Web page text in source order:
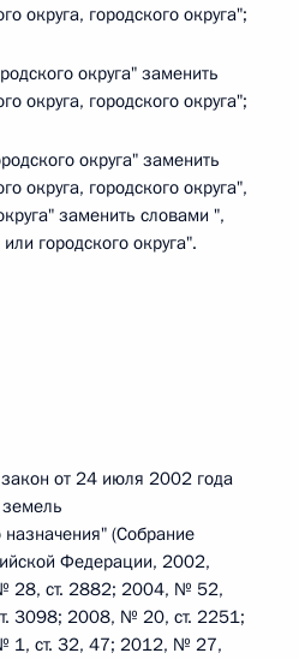
округа, городского округа";
округа" заменить
округа, городского округа";
округа" заменить
округа, городского округа",
заменить словами ",
городского округа".
от 24 июля 2002 года
назначения" (Собрание
Федерации, 2002,
28, ст. 2882; 2004, № 52,
3098; 2008, № 20, ст. 2251;
1, ст. 32, 47; 2012, № 27,